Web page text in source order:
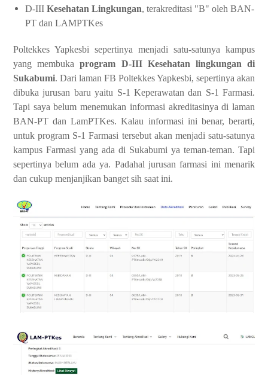
D-III Kesehatan Lingkungan, terakreditasi "B" oleh BAN-
PT dan LAMPTKes
Poltekkes Yapkesbi sepertinya menjadi satu-satunya kampus
yang membukaprogram D-III Kesehatan lingkungan di
Sukabumi. Dari laman FB Poltekkes Yapkesbi, sepertinya akan
dibuka jurusan baru yaitu S-1 Keperawatan dan S-1 Farmasi.
Tapi saya belum menemukan informasi akreditasinya di laman
BAN-PT dan LamPTKes. Kalau informasi ini benar, berarti,
untuk program S-1 Farmasi tersebut akan menjadi satu-satunya
kampus Farmasi yang ada di Sukabumi ya teman-teman. Tapi
sepertinya belum ada ya. Padahal jurusan farmasi ini menarik
dan cukup menjanjikan banget sih saat ini.